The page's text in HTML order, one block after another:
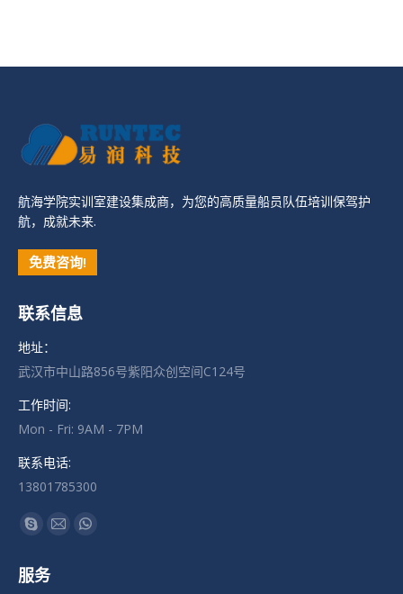
航海学院实训室建设集成商，为您的高质量船员队伍培训保驾护
航，成就未来.
免费咨询!
联系信息
地址：
武汉市中山路856号紫阳众创空间C124号
工作时间:
Mon - Fri: 9AM - 7PM
联系电话:
13801785300
找到我们：
Skype
在
MailWhatsapp
服务